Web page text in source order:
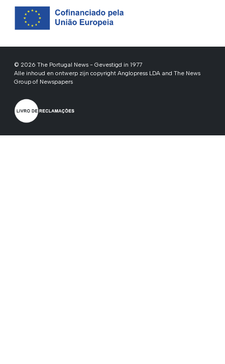
© 2026 The Portugal News - Gevestigd in 1977
Alle inhoud en ontwerp zijn copyright Anglopress LDA and The News
Group of Newspapers